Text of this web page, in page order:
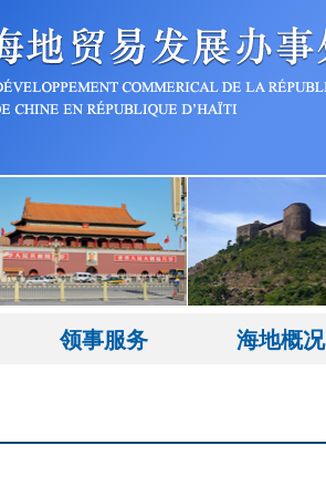
领事服务 海地概况